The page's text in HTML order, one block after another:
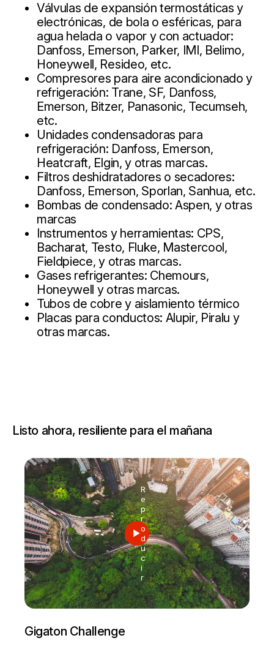
Válvulas de expansión termostáticas y
electrónicas, de bola o esféricas, para
agua helada o vapor y con actuador:
Danfoss, Emerson, Parker, IMI, Belimo,
Honeywell, Resideo, etc.
Compresores para aire acondicionado y
refrigeración: Trane, SF, Danfoss,
Emerson, Bitzer, Panasonic, Tecumseh,
etc.
Unidades condensadoras para
refrigeración: Danfoss, Emerson,
Heatcraft, Elgin, y otras marcas.
Filtros deshidratadores o secadores:
Danfoss, Emerson, Sporlan, Sanhua, etc.
Bombas de condensado: Aspen, y otras
marcas
Instrumentos y herramientas: CPS,
Bacharat, Testo, Fluke, Mastercool,
Fieldpiece, y otras marcas.
Gases refrigerantes: Chemours,
Honeywell y otras marcas.
Tubos de cobre y aislamiento térmico
Placas para conductos: Alupir, Piralu y
otras marcas.
Listo ahora, resiliente para el mañana
R
e
p
r
o
d
u
c
i
r
Gigaton Challenge